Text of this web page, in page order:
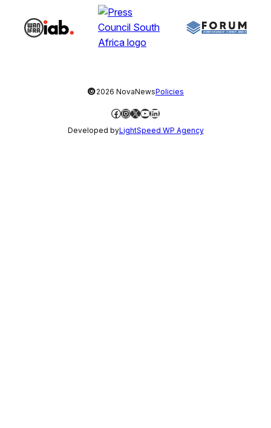
©2026 NovaNewsPolicies
Facebook
Instagram
X YouTube
LinkedIn
Developed byLightSpeed WP Agency